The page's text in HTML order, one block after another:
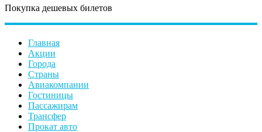
Покупка дешевых билетов
Главная
Акции
Города
Страны
Авиакомпании
Гостиницы
Пассажирам
Трансфер
Прокат авто